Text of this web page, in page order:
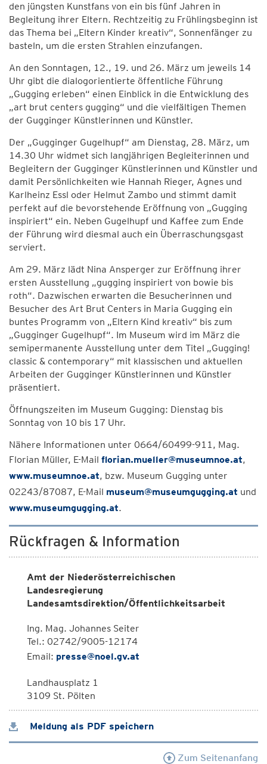
den jüngsten Kunstfans von ein bis fünf Jahren in
Begleitung ihrer Eltern. Rechtzeitig zu Frühlingsbeginn ist
das Thema bei „Eltern Kinder kreativ“, Sonnenfänger zu
basteln, um die ersten Strahlen einzufangen.
An den Sonntagen, 12., 19. und 26. März um jeweils 14
Uhr gibt die dialogorientierte öffentliche Führung
„Gugging erleben“ einen Einblick in die Entwicklung des
„art brut centers gugging“ und die vielfältigen Themen
der Gugginger Künstlerinnen und Künstler.
Der „Gugginger Gugelhupf“ am Dienstag, 28. März, um
14.30 Uhr widmet sich langjährigen Begleiterinnen und
Begleitern der Gugginger Künstlerinnen und Künstler und
damit Persönlichkeiten wie Hannah Rieger, Agnes und
Karlheinz Essl oder Helmut Zambo und stimmt damit
perfekt auf die bevorstehende Eröffnung von „Gugging
inspiriert“ ein. Neben Gugelhupf und Kaffee zum Ende
der Führung wird diesmal auch ein Überraschungsgast
serviert.
Am 29. März lädt Nina Ansperger zur Eröffnung ihrer
ersten Ausstellung „gugging inspiriert von bowie bis
roth“. Dazwischen erwarten die Besucherinnen und
Besucher des Art Brut Centers in Maria Gugging ein
buntes Programm von „Eltern Kind kreativ“ bis zum
„Gugginger Gugelhupf“. Im Museum wird im März die
semipermanente Ausstellung unter dem Titel „Gugging!
classic & contemporary“ mit klassischen und aktuellen
Arbeiten der Gugginger Künstlerinnen und Künstler
präsentiert.
Öffnungszeiten im Museum Gugging: Dienstag bis
Sonntag von 10 bis 17 Uhr.
Nähere Informationen unter 0664/60499-911, Mag.
Florian Müller, E-Mail florian.mueller@museumnoe.at,
www.museumnoe.at, bzw. Museum Gugging unter
02243/87087, E-Mail museum@museumgugging.at und
www.museumgugging.at.
Rückfragen & Information
Amt der Niederösterreichischen
Landesregierung
Landesamtsdirektion/Öffentlichkeitsarbeit
Ing. Mag. Johannes Seiter
Tel.: 02742/9005-12174
Email: presse@noel.gv.at
Landhausplatz 1
3109 St. Pölten
Meldung als PDF speichern
Zum Seitenanfang